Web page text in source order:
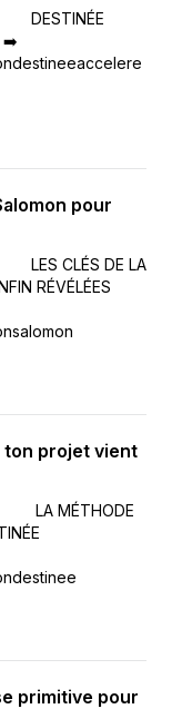
DESTINÉE
➡️
pour
CLÉS DE LA
RÉVÉLÉES
ton projet vient
LA MÉTHODE
primitive pour